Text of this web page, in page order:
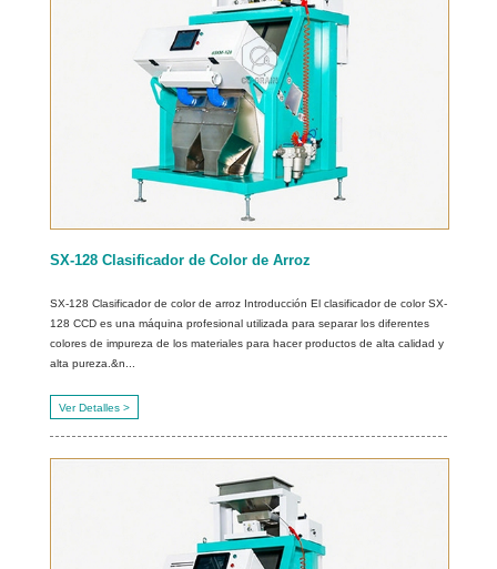
SX-128 Clasificador de Color de Arroz
SX-128 Clasificador de color de arroz Introducción El clasificador de color SX-
128 CCD es una máquina profesional utilizada para separar los diferentes
colores de impureza de los materiales para hacer productos de alta calidad y
alta pureza.&n...
Ver Detalles >